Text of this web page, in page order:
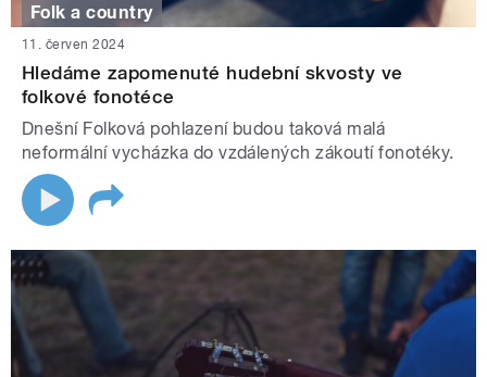
Folk a country
11. červen 2024
Hledáme zapomenuté hudební skvosty ve
folkové fonotéce
Dnešní Folková pohlazení budou taková malá
neformální vycházka do vzdálených zákoutí fonotéky.